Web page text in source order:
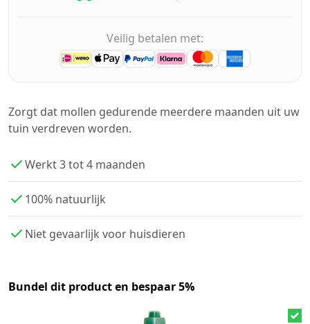
Veilig betalen met:
Zorgt dat mollen gedurende meerdere maanden uit uw
tuin verdreven worden.
Werkt 3 tot 4 maanden
100% natuurlijk
Niet gevaarlijk voor huisdieren
Bundel dit product en bespaar 5%